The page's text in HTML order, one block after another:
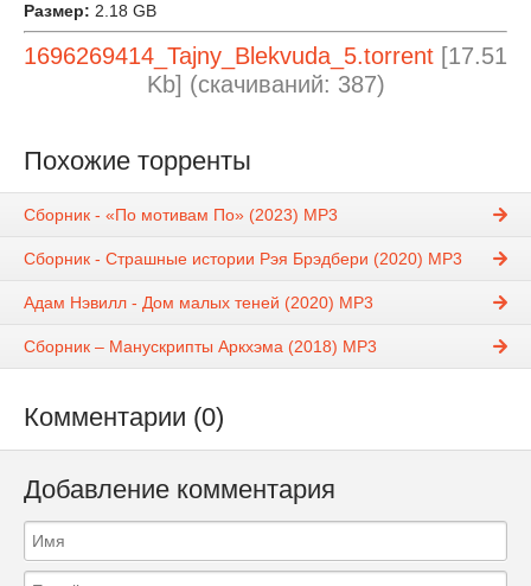
Размер: 2.18 GB
1696269414_Tajny_Blekvuda_5.torrent [17.51
Kb] (cкачиваний: 387)
Похожие торренты
Сборник - «По мотивам По» (2023) MP3
Сборник - Страшные истории Рэя Брэдбери (2020) MP3
Адам Нэвилл - Дом малых теней (2020) MP3
Сборник – Манускрипты Аркхэма (2018) MP3
Комментарии (0)
Добавление комментария